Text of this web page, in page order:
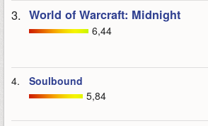
3. World of Warcraft: Midnight
6,44
4.
Soulbound
5,84